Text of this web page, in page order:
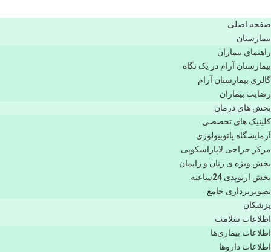
صفحه اصلی
بيمارستان
راهنماي بیماران
بیمارستان آرام در یک نگاه
گالری بیمارستان آرام
رضایت بیماران
بخش های درمان
کلینیک های تخصصی
آزمایشگاه پاتوبیولوژی
مرکز جراحی لاپاراسکوپی
بخش ویژه ی زنان و زایمان
بخش ارتوپدی 24ساعته
تصویربرداری جامع
پزشكان
اطلاعات سلامت
اطلاعات بیماری‌ها
اطلاعات دارو‌ها